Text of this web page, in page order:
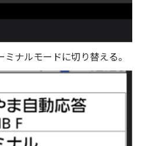
ナルモードに切り替える。